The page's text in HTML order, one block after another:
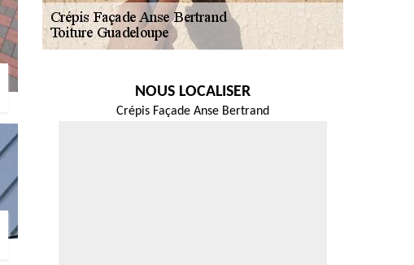
NOUS LOCALISER
Crépis Façade Anse Bertrand